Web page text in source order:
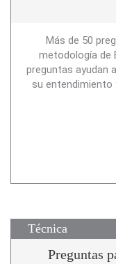
Más de 50
metodología de
preguntas ayudan
su entendimiento
Técnica
Preguntas